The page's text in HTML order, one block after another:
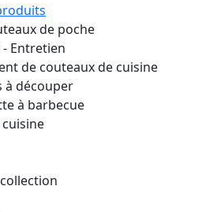
de poche
Entretien
de couteaux de cuisine
à découper
à barbecue